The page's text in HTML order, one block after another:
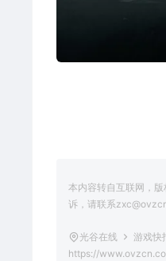
本内容转自互联网，
诉，请联系
光谷在线 游戏快
https://